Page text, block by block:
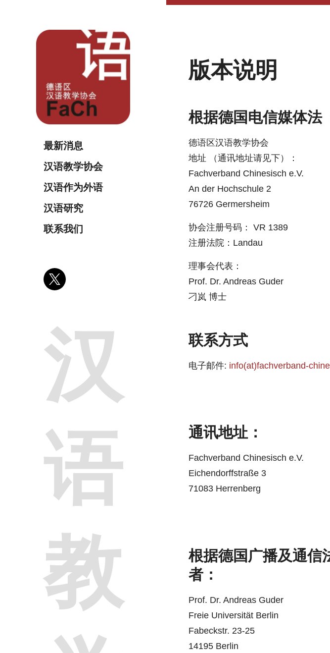
最新消息
汉语教学协会
汉语作为外语
汉语研究
联系我们
汉
语
教
版本说明
根据德国电信媒体法
德语区汉语教学协会
地址 （通讯地址请见下）：
Fachverband Chinesisch e.V.
An der Hochschule 2
76726 Germersheim
协会注册号码： VR 1389
注册法院：Landau
理事会代表：
Prof. Dr. Andreas Guder
刁岚 博士
联系方式
电子邮件: info(at)fachverband-
通讯地址：
Fachverband Chinesisch e.V.
Eichendorffstraße 3
71083 Herrenberg
根据德国广播及通信
者：
Prof. Dr. Andreas Guder
Freie Universität Berlin
Fabeckstr. 23-25
14195 Berlin